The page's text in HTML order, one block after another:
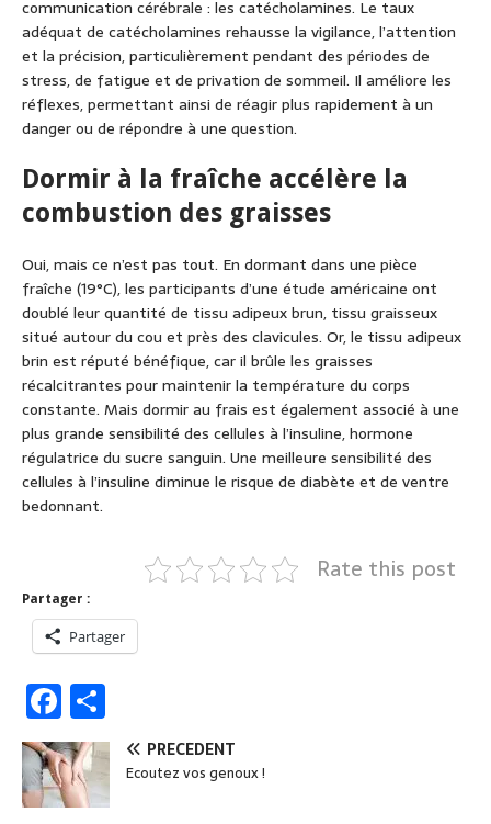
communication cérébrale : les catécholamines. Le taux
adéquat de catécholamines rehausse la vigilance, l’attention
et la précision, particulièrement pendant des périodes de
stress, de fatigue et de privation de sommeil. Il améliore les
réflexes, permettant ainsi de réagir plus rapidement à un
danger ou de répondre à une question.
Dormir à la fraîche accélère la
combustion des graisses
Oui, mais ce n’est pas tout. En dormant dans une pièce
fraîche (19°C), les participants d’une étude américaine ont
doublé leur quantité de tissu adipeux brun, tissu graisseux
situé autour du cou et près des clavicules. Or, le tissu adipeux
brin est réputé bénéfique, car il brûle les graisses
récalcitrantes pour maintenir la température du corps
constante. Mais dormir au frais est également associé à une
plus grande sensibilité des cellules à l’insuline, hormone
régulatrice du sucre sanguin. Une meilleure sensibilité des
cellules à l’insuline diminue le risque de diabète et de ventre
bedonnant.
Rate this post
Partager :
Partager
F
a
c
e
ar
ta
g
PRÉCÉDENT
Ecoutez vos genoux !